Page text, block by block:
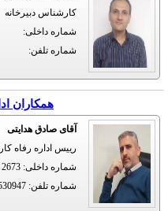
کارشناس دبیرخانه
شماره داخلی:
شماره تلفن:
همکاران
آقای صادق هدایتی
رییس اداره رفاه
شماره داخلی:
2673
شماره تلفن: